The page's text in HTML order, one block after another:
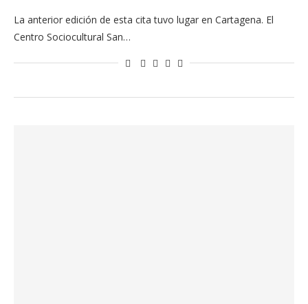
La anterior edición de esta cita tuvo lugar en Cartagena. El
Centro Sociocultural San…